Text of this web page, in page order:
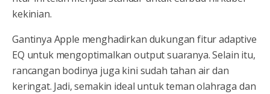
kekinian.
Gantinya Apple menghadirkan dukungan fitur adaptive
EQ untuk mengoptimalkan output suaranya. Selain itu,
rancangan bodinya juga kini sudah tahan air dan
keringat. Jadi, semakin ideal untuk teman olahraga dan